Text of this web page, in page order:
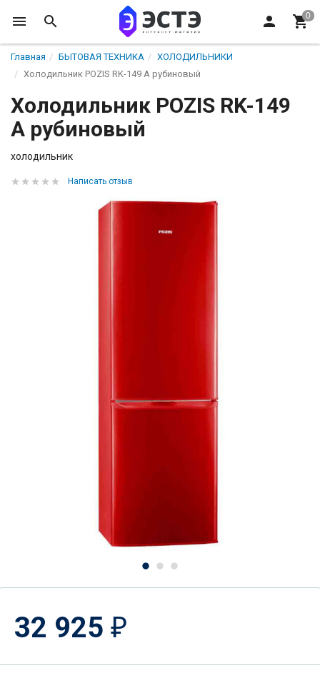
Главная БЫТОВАЯ ТЕХНИКА
ХОЛОДИЛЬНИКИ
Холодильник POZIS RK-149 А рубиновый
Холодильник POZIS RK-149
А рубиновый
холодильник
Написать отзыв
32 925 ₽